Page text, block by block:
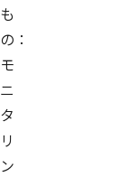
も
の：
モ
ニ
タ
リ
ン